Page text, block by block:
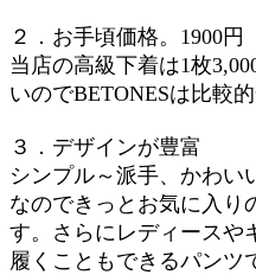
２．お手頃価格。1900
当店の高級下着は1枚
いのでBETONESは比較
３．デザインが豊富
シンプル～派手、かわい
なのできっとお気に入り
す。さらにレディースや
履くこともできるパンツ